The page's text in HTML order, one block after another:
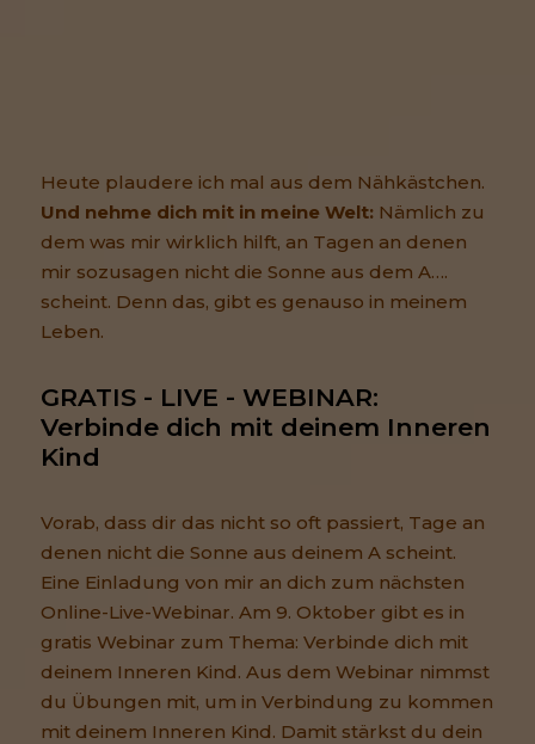
Heute plaudere ich mal aus dem Nähkästchen.
Und nehme dich mit in meine Welt: Nämlich zu
dem was mir wirklich hilft, an Tagen an denen
mir sozusagen nicht die Sonne aus dem A….
scheint. Denn das, gibt es genauso in meinem
Leben.
GRATIS - LIVE - WEBINAR:
Verbinde dich mit deinem Inneren
Kind
Vorab, dass dir das nicht so oft passiert, Tage an
denen nicht die Sonne aus deinem A scheint.
Eine Einladung von mir an dich zum nächsten
Online-Live-Webinar. Am 9. Oktober gibt es in
gratis Webinar zum Thema: Verbinde dich mit
deinem Inneren Kind. Aus dem Webinar nimmst
du Übungen mit, um in Verbindung zu kommen
mit deinem Inneren Kind. Damit stärkst du dein